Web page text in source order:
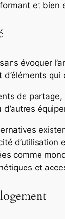
et bien
évoquer
de
comme
et